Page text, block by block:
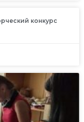
конкурс